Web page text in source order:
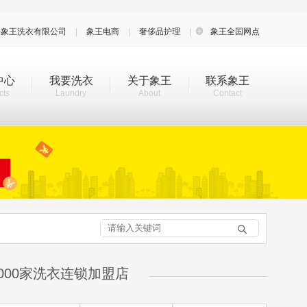
王洗衣有限公司 象王电商 奢侈品护理  象王全国网点
心 我要洗衣
Laundry
关于象王
About
联系象王
Contact

家洗衣连锁加盟店